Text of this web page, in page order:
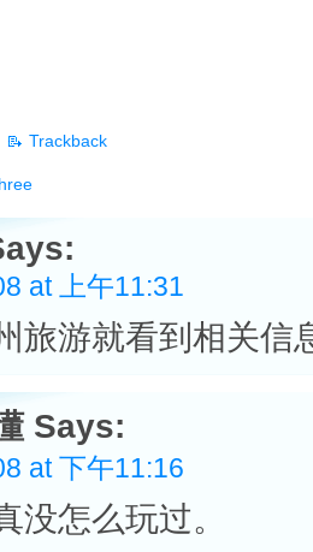
Trackback
at 上午11:31
旅游就看到相关信
Says:
at 下午11:16
没怎么玩过。